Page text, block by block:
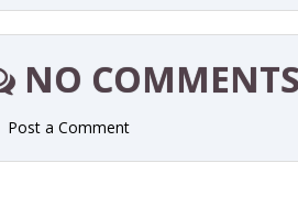
NO COMMENTS
Post a Comment